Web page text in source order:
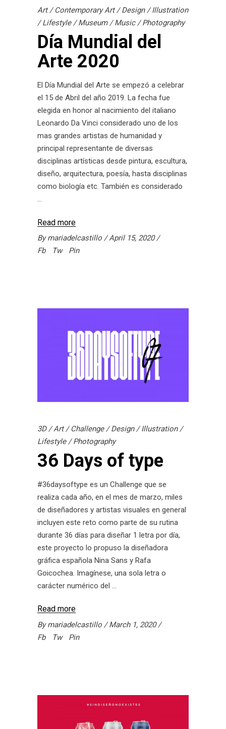
Art/Contemporary Art/Design/Illustration
/Lifestyle/Museum/Music/Photography
Día Mundial del
Arte 2020
El Día Mundial del Arte se empezó a celebrar
el 15 de Abril del año 2019. La fecha fue
elegida en honor al nacimiento del italiano
Leonardo Da Vinci considerado uno de los
mas grandes artistas de humanidad y
principal representante de diversas
disciplinas artísticas desde pintura, escultura,
diseño, arquitectura, poesía, hasta disciplinas
como biología etc. También es considerado
Read more
Bymariadelcastillo
April 15, 2020
Fb
Tw Pin
3D/Art/Challenge/Design/Illustration/
Lifestyle/Photography
36 Days of type
#36daysoftype es un Challenge que se
realiza cada año, en el mes de marzo, miles
de diseñadores y artistas visuales en general
incluyen este reto como parte de su rutina
durante 36 días para diseñar 1 letra por día,
este proyecto lo propuso la diseñadora
gráfica española Nina Sans y Rafa
Goicochea. Imagínese, una sola letra o
carácter numérico del
Read more
Bymariadelcastillo
March 1, 2020
Fb
Tw Pin